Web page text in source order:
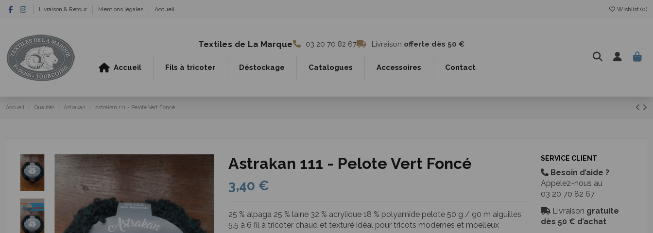
Livraison & Retour Mentions légales Accueil Wishlist (0)
Textiles de La Marque 03 20 70 82 67 Livraison offerte dès 50 €
Accueil Fils à tricoter Déstockage Catalogues Accessoires Contact
Accueil Qualités Astrakan Astrakan 111 - Pelote Vert Foncé
Astrakan 111 - Pelote Vert Foncé
3,40 €
25 % alpaga 25 % laine 32 % acrylique 18 % polyamide pelote 50 g / 90 m aiguilles
5.5 à 6 fil à tricoter chaud et texturé idéal pour tricots modernes et moelleux
SERVICE CLIENT
Besoin d’aide ?
Appelez-nous au
03 20 70 82 67
Livraison gratuite
dès 50 € d’achat